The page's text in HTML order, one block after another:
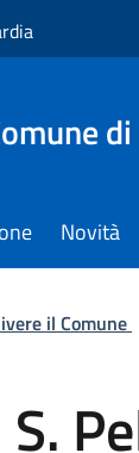
Novità
il Comune
S.